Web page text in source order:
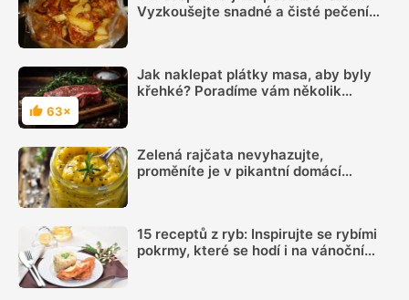
Vyzkoušejte snadné a čisté pečení
Hodnocení
63×
Jak naklepat plátky masa, aby byly
křehké? Poradíme vám několik
Zelená rajčata nevyhazujte,
proměníte je v pikantní domácí
15 receptů z ryb: Inspirujte se rybími
pokrmy, které se hodí i na vánoční